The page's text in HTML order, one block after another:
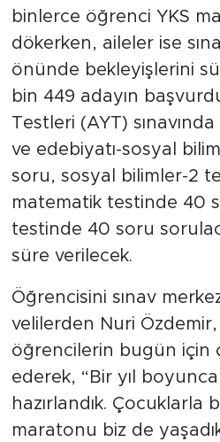
binlerce öğrenci YKS
dökerken, aileler ise
önünde bekleyişlerini
bin 449 adayın
Testleri (AYT)
ve edebiyatı-sosyal
soru, sosyal bilimler-2
matematik testinde 40
testinde 40 soru
süre verilecek.
Öğrencisini sınav
velilerden Nuri
öğrencilerin bugün için
ederek, “Bir yıl
hazırlandık. Çocuklarla
maratonu biz de